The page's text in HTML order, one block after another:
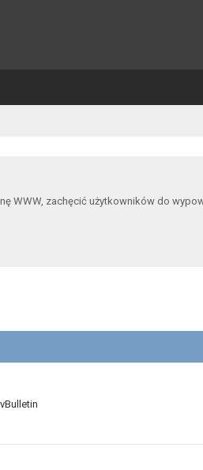
zachęcić użytkowników do
vBulletin